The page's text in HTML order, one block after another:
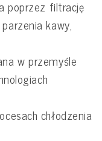
poprzez filtrację
kawy,
w przemyśle
chłodzenia